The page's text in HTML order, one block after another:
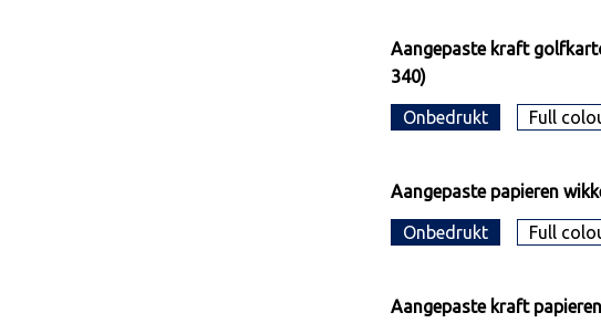
Aangepaste kraft
340)
Onbedrukt Full
Aangepaste papieren
Onbedrukt Full
Aangepaste kraft